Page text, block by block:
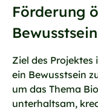
Förderung
Ziel des Projektes
ein Bewusstsein
um das Thema
unterhaltsam,